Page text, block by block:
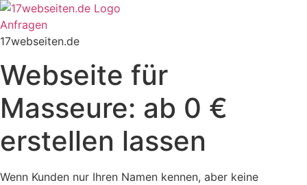
Zum
Inhalt
springen
Anfragen
17webseiten.de
Webseite für
Masseure: ab 0 €
erstellen lassen
Wenn Kunden nur Ihren Namen kennen, aber keine